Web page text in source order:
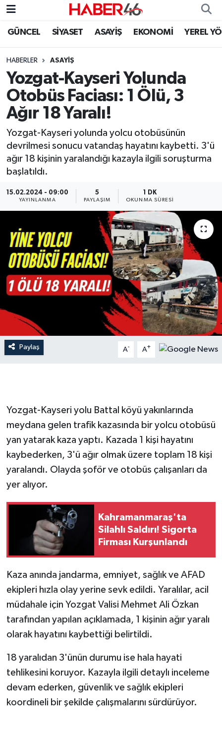
GÜNCEL SİYASET ASAYİŞ EKONOMİ YEREL
HABERLER ASAYİŞ
Yozgat-Kayseri Yolunda
Otobüs Faciası: 1 Ölü, 3
Ağır 18 Yaralı!
Yozgat-Kayseri yolunda yolcu otobüsünün
devrilmesi sonucu vatandaş hayatını kaybetti. 3'ü
ağır 18 kişinin yaralandığı kazayla ilgili soruşturma
başlatıldı.
15.02.2024 - 09:00
YAYINLANMA
5
PAYLAŞIM
1 DK
OKUNMA SÜRESI
Paylaş A- A+
Yozgat-Kayseri yolu Battal köyü yakınlarında
meydana gelen trafik kazasında bir yolcu otobüsü
yan yatarak kaza yaptı. Kazada 1 kişi hayatını
kaybederken, 3'ü ağır olmak üzere toplam 18 kişi
yaralandı. Olayda şoför ve otobüs çalışanları da
yer alıyor.
Kahramanmaraş'ta
Silahlı Saldırı! Sigorta
Firması Kurşunlandı
Kaza anında jandarma, emniyet, sağlık ve AFAD
ekipleri hızla olay yerine sevk edildi. Yaralılar, acil
müdahale için Yozgat Valisi Mehmet Ali Özkan
tarafından yapılan açıklamada, 1 kişinin ağır yaralı
olarak hayatını kaybettiği belirtildi.
18 yaralıdan 3'ünün durumu ise hala hayati
tehlikesini koruyor. Kazayla ilgili detaylı inceleme
devam ederken, güvenlik ve sağlık ekipleri
koordineli bir şekilde çalışmalarını sürdürüyor.
GÜNCEL
SİYASET
EKONOMİ
SPOR
YAŞAM
TEKNOLOJİ
SAĞLIK
İLÇE HABERLERİ
KÜLTÜR-SANAT
KSÜ
ROPORTAJ
YEREL YÖNETİM
MEDYA
SEÇİM 2011
BİLİMNET
Yemek
SEÇİM 2014
KİM KİMDİR
KİTAP
Nöbetçi Eczaneler
Hava Durumu
Kahramanmaraş Namaz Vakitleri
Trafik Durumu
Süper Lig Puan Durumu ve Fikstür
Tüm Manşetler
Son Dakika Haberleri